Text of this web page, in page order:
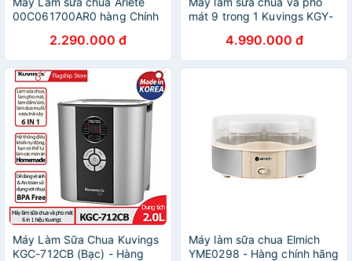
00C061700AR0 hàng Chính
2.290.000 đ
mát 9 trong 1 Kuvings KGY-
4.990.000 đ
Máy Làm Sữa Chua Kuvings
KGC-712CB (Bạc) - Hàng
Máy làm sữa chua Elmich
YME0298 - Hàng chính hãng